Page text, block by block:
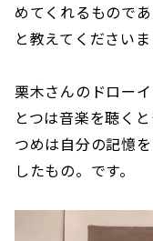
めてくれるもので
と教えてくださいま
栗木さんのドロー
とつは音楽を聴く
つめは自分の記憶
したもの。です。